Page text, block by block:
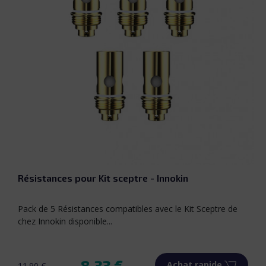
Résistances pour Kit sceptre - Innokin
Pack de 5 Résistances compatibles avec le Kit Sceptre de
chez Innokin disponible...